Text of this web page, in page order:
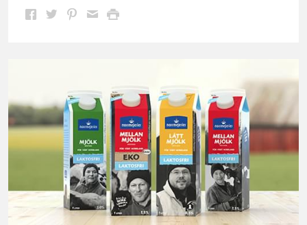
Dela Dela Dela DelaSkriv